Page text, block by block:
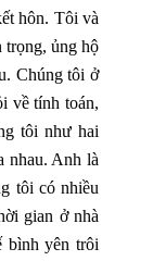
hôn. Tôi và
trọng, ủng hộ
Chúng tôi ở
về tính toán,
tôi như hai
nhau. Anh là
tôi có nhiều
gian ở nhà
bình yên trôi